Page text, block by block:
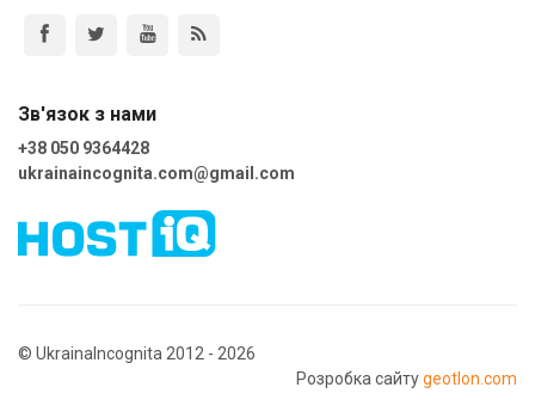
Зв'язок з нами
+38 050 9364428
ukrainaincognita.com@gmail.com
© UkrainaIncognita 2012 - 2026
Розробка сайтуgeotlon.com